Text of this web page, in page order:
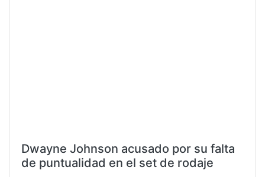
Dwayne Johnson acusado por su falta
de puntualidad en el set de rodaje